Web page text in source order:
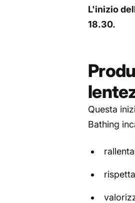
L'inizio
18.30.
Questa
Bathing